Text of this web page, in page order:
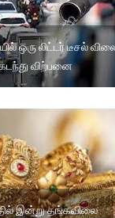
ஒரு லிட்டர் டீசல்
விற்பனை
இன்று தங்கவிலை